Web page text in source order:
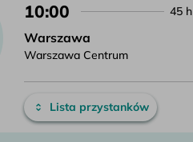
10:00 45 h
Warszawa
Warszawa Centrum
Lista przystanków